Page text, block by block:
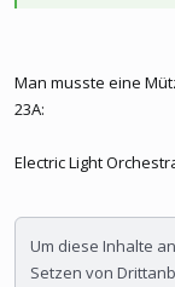
Man musste eine
23A:
Electric Light
Um diese Inhalte
Setzen von